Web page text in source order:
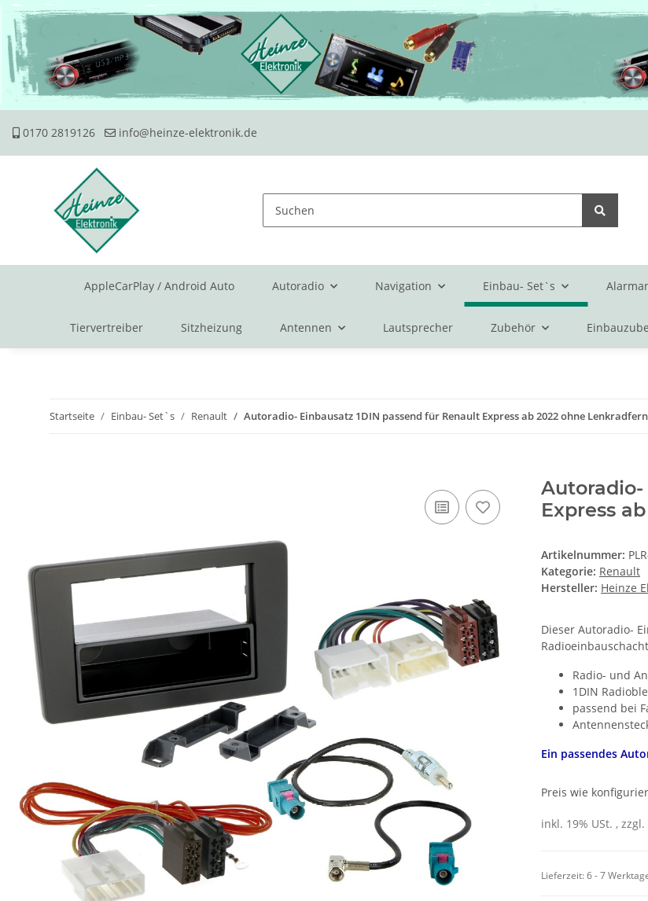
0170 2819126 info@heinze-elektronik.de
AppleCarPlay / Android Auto Autoradio Navigation Einbau- Set`s
Tiervertreiber Sitzheizung Antennen Lautsprecher Zubehör
Startseite Einbau- Set`s Renault Autoradio- Einbausatz 1DIN passend für Renault Express ab 2022 ohne
Autoradio-
Express
Artikelnummer:
Kategorie: Renault
Hersteller: Heinze
Dieser Autoradio-
Radio- und
1DIN
passend bei
Ein passendes
Preis wie
inkl. 19% USt. , zzgl.
Lieferzeit:6 - 7